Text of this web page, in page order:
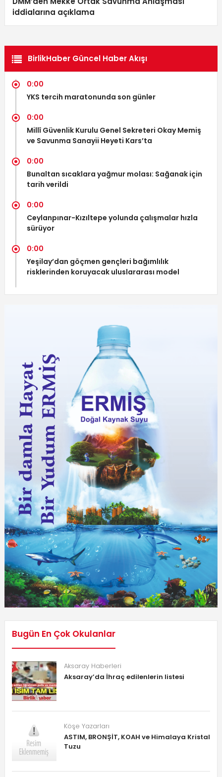
iddialarına açıklama
BirlikHaber Güncel Haber Akışı
0:00
YKS tercih maratonunda son günler
0:00
Millî Güvenlik Kurulu Genel Sekreteri Okay Memiş
ve Savunma Sanayii Heyeti Kars’ta
0:00
Bunaltan sıcaklara yağmur molası: Sağanak için
tarih verildi
0:00
Ceylanpınar-Kızıltepe yolunda çalışmalar hızla
sürüyor
0:00
Yeşilay’dan göçmen gençleri bağımlılık
risklerinden koruyacak uluslararası model
Bugün En Çok Okulanlar
Aksaray Haberleri
Aksaray’da İhraç edilenlerin listesi
Köşe Yazarları
ASTIM, BRONŞİT, KOAH ve Himalaya Kristal
Tuzu